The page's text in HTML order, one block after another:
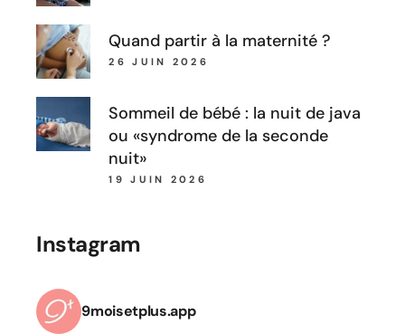
Quand partir à la maternité ?
26 JUIN 2026
Sommeil de bébé : la nuit de java
ou «syndrome de la seconde
nuit»
19 JUIN 2026
Instagram
9moisetplus.app